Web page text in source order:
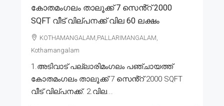
കോതമംഗലം താലൂക്ക് 7 സെൻ്റ് 2000
SQFT വീട് വില്പനക്ക് വില 60 ലക്ഷം
KOTHAMANGALAM,PALLARIMANGALAM,
Kothamangalam
1.അടിവാട് പല്ലാരിമംഗലം പഞ്ചായത്ത്
കോതമംഗലം താലൂക്ക് 7 സെൻ്റ് 2000 SQFT
വീട് വില്പനക്ക്. 2.വില...